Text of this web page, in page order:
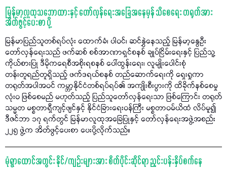
မြန်မာ့လူထုသဘောထားနှင့် တော်လှန်ရေးအခြေအနေမှန် သိစေရေး တရုတ်အား
အိတ်ဖွင့်ပေးစာ ပို့
မြန်မာပြည်သူတစ်ရပ်လုံး ထောက်ခံ၊ ပါဝင်၊ ဆင်နွှဲနေသည့် မြန်မာ့နွေဦး
တော်လှန်ရေးသည် ဖက်ဆစ် စစ်အာဏာရှင်စနစ် ချုပ်ငြိမ်းရေးနှင့် ပြည်သူ့
ကိုယ်စားပြု ဒီမိုကရေစီအစိုးရစနစ် ပေါ်ထွန်းရေး၊ လူမျိုးပေါင်းစုံ
တန်းတူရည်တူရှိသည့် ဖက်ဒရယ်စနစ် တည်ဆောက်ရေးကို ရှေးရှုကာ
တရုတ်အပါအဝင် ကမ္ဘာ့နိုင်ငံတစ်ရပ်ရပ်၏ အကျိုးစီးပွားကို ထိခိုက်နစ်စေမှု
လုံးဝ ဖြစ်စေမည် မဟုတ်သည့် ပြည်သူတော်လှန်ရေးသာ ဖြစ်ကြောင်း တရုတ်
သမ္မတ မစ္စတာရှီကျင့်ဖျင်နှင့် နိုင်ငံခြားရေးဝန်ကြီး မစ္စတာဝမ်ယိထံ လိပ်မူ၍
ဒီဇင်ဘာ ၁၇ ရက်တွင် မြန်မာလူထုအခြေပြုနှင့် တော်လှန်ရေးအဖွဲ့အစည်း
၂၂၅ ဖွဲ့က အိတ်ဖွင့်ပေးစာ ပေးပို့လိုက်သည်။
မုံရွာထောင်အတွင်း နိုင်/ကျဉ်းများအား စိတ်ပိုင်းဆိုင်ရာ ညှင်းပန်းနှိပ်စက်နေ